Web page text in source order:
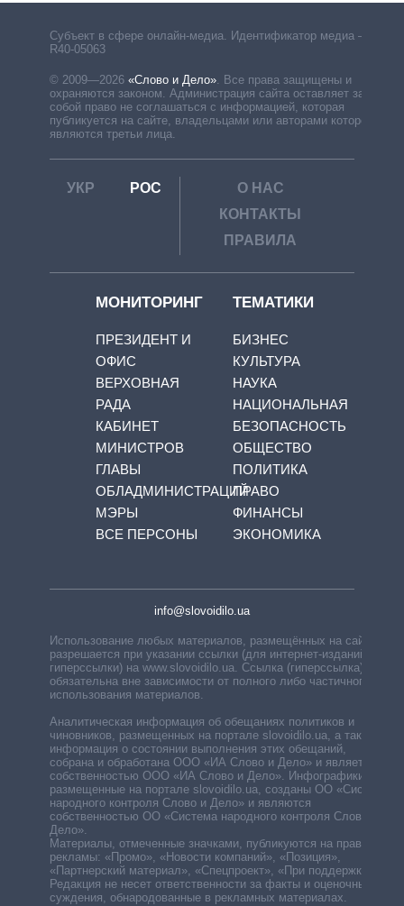
Субъект в сфере онлайн-медиа. Идентификатор медиа –
R40-05063
© 2009—2026 «Слово и Дело». Все права защищены и
охраняются законом. Администрация сайта оставляет за
собой право не соглашаться с информацией, которая
публикуется на сайте, владельцами или авторами которой
являются третьи лица.
УКР РОС
О НАС
КОНТАКТЫ
ПРАВИЛА
МОНИТОРИНГ
ПРЕЗИДЕНТ И
ОФИС
ВЕРХОВНАЯ
РАДА
КАБИНЕТ
МИНИСТРОВ
ГЛАВЫ
ОБЛАДМИНИСТРАЦИЙ
МЭРЫ
ВСЕ ПЕРСОНЫ
ТЕМАТИКИ
БИЗНЕС
КУЛЬТУРА
НАУКА
НАЦИОНАЛЬНАЯ
БЕЗОПАСНОСТЬ
ОБЩЕСТВО
ПОЛИТИКА
ПРАВО
ФИНАНСЫ
ЭКОНОМИКА
info@slovoidilo.ua
Использование любых материалов, размещённых на сайте,
разрешается при указании ссылки (для интернет-изданий —
гиперссылки) на www.slovoidilo.ua. Ссылка (гиперссылка)
обязательна вне зависимости от полного либо частичного
использования материалов.
Аналитическая информация об обещаниях политиков и
чиновников, размещенных на портале slovoidilo.ua, а также
информация о состоянии выполнения этих обещаний,
собрана и обработана ООО «ИА Слово и Дело» и является
собственностью ООО «ИА Слово и Дело». Инфографики,
размещенные на портале slovoidilo.ua, созданы ОО «Система
народного контроля Слово и Дело» и являются
собственностью ОО «Система народного контроля Слово и
Дело».
Материалы, отмеченные значками, публикуются на правах
рекламы: «Промо», «Новости компаний», «Позиция»,
«Партнерский материал», «Спецпроект», «При поддержке».
Редакция не несет ответственности за факты и оценочные
суждения, обнародованные в рекламных материалах.